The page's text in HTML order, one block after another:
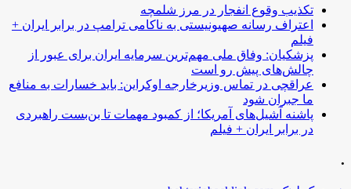
تکذیب وقوع انفجار در مرز شلمچه
اعتراف رسانه صهیونیستی به ناکامی ترامپ در برابر ایران +
فیلم
پزشکیان: وفاق ملی مهم‌ترین سرمایه ایران برای عبور از
چالش‌های پیش رو است
عراقچی در تماس وزیرخارجه اوکراین: باید خسارات به منافع
ما جبران شود
پاشنه آشیل‌های آمریکا؛ از کمبود مهمات تا بن‌بست راهبردی
در برابر ایران + فیلم
.